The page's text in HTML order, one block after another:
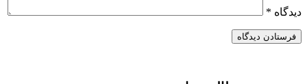
دیدگاه *